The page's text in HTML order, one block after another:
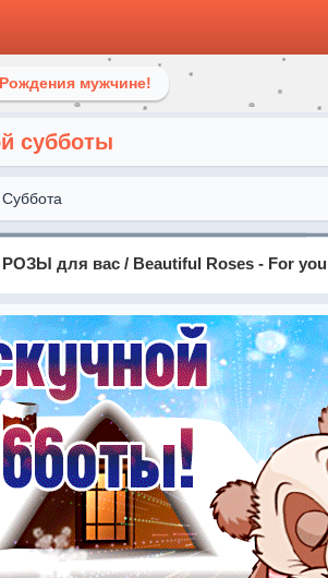
мужчине!
субботы
Суббота
для вас / Beautiful Roses - For you